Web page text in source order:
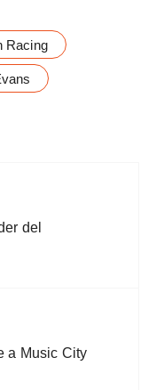
Racing
del
a Music City